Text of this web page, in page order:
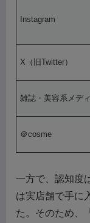
Instagram
X（旧Twitter）
雑誌・美容系メデ
＠cosme
一方で、認知度
は実店舗で手に
た。そのため、